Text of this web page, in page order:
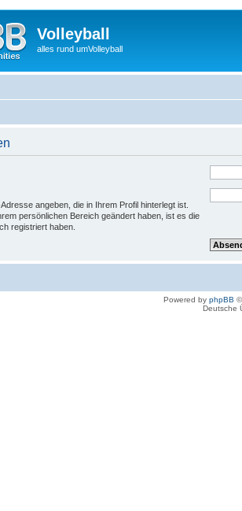
Volleyball
alles rund umVolleyball
angeben, die in Ihrem Profil hinterlegt ist.
persönlichen Bereich geändert haben, ist es die
registriert haben.
Powered by phpBB
Deutsche